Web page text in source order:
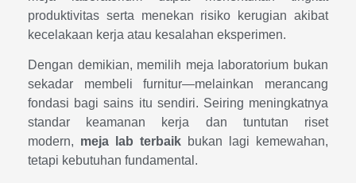
produktivitas serta menekan risiko kerugian akibat
kecelakaan kerja atau kesalahan eksperimen.
Dengan demikian, memilih meja laboratorium bukan
sekadar membeli furnitur—melainkan merancang
fondasi bagi sains itu sendiri. Seiring meningkatnya
standar keamanan kerja dan tuntutan riset
modern, meja lab terbaik bukan lagi kemewahan,
tetapi kebutuhan fundamental.